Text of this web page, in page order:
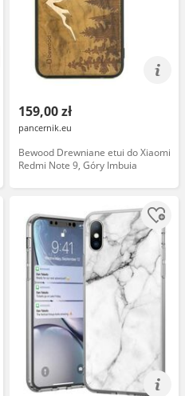
159,00 zł
pancernik.eu
Bewood Drewniane etui do Xiaomi
Redmi Note 9, Góry Imbuia